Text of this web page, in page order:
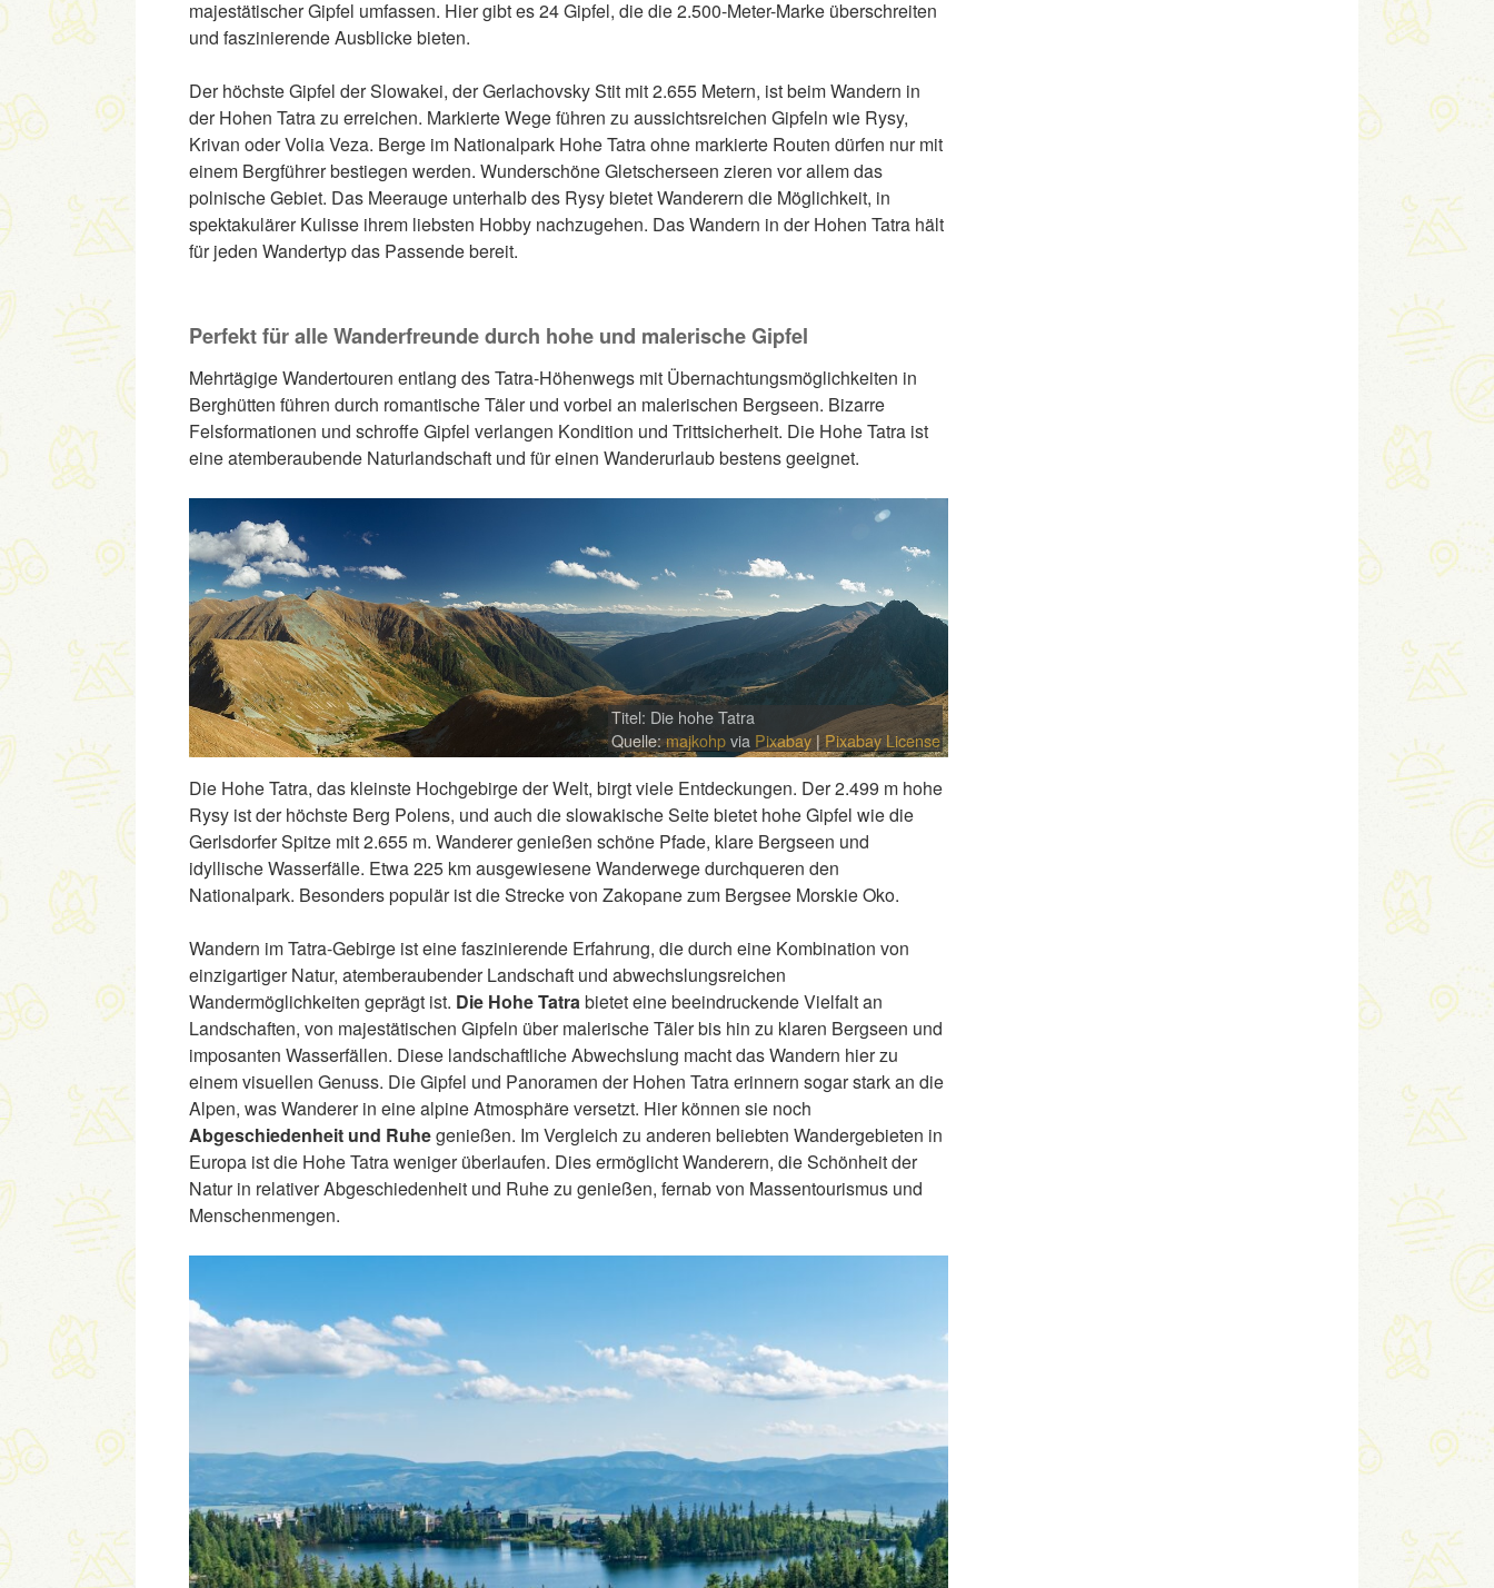
majestätischer Gipfel umfassen. Hier gibt es 24 Gipfel, die die 2.500-Meter-Marke überschreiten
und faszinierende Ausblicke bieten.
Der höchste Gipfel der Slowakei, der Gerlachovsky Stit mit 2.655 Metern, ist beim Wandern in
der Hohen Tatra zu erreichen. Markierte Wege führen zu aussichtsreichen Gipfeln wie Rysy,
Krivan oder Volia Veza. Berge im Nationalpark Hohe Tatra ohne markierte Routen dürfen nur mit
einem Bergführer bestiegen werden. Wunderschöne Gletscherseen zieren vor allem das
polnische Gebiet. Das Meerauge unterhalb des Rysy bietet Wanderern die Möglichkeit, in
spektakulärer Kulisse ihrem liebsten Hobby nachzugehen. Das Wandern in der Hohen Tatra hält
für jeden Wandertyp das Passende bereit.
Perfekt für alle Wanderfreunde durch hohe und malerische Gipfel
Mehrtägige Wandertouren entlang des Tatra-Höhenwegs mit Übernachtungsmöglichkeiten in
Berghütten führen durch romantische Täler und vorbei an malerischen Bergseen. Bizarre
Felsformationen und schroffe Gipfel verlangen Kondition und Trittsicherheit. Die Hohe Tatra ist
eine atemberaubende Naturlandschaft und für einen Wanderurlaub bestens geeignet.
Titel: Die hohe Tatra
Quelle:majkohpvia Pixabay|Pixabay License
Die Hohe Tatra, das kleinste Hochgebirge der Welt, birgt viele Entdeckungen. Der 2.499 m hohe
Rysy ist der höchste Berg Polens, und auch die slowakische Seite bietet hohe Gipfel wie die
Gerlsdorfer Spitze mit 2.655 m. Wanderer genießen schöne Pfade, klare Bergseen und
idyllische Wasserfälle. Etwa 225 km ausgewiesene Wanderwege durchqueren den
Nationalpark. Besonders populär ist die Strecke von Zakopane zum Bergsee Morskie Oko.
Wandern im Tatra-Gebirge ist eine faszinierende Erfahrung, die durch eine Kombination von
einzigartiger Natur, atemberaubender Landschaft und abwechslungsreichen
Wandermöglichkeiten geprägt ist. Die Hohe Tatrabietet eine beeindruckende Vielfalt an
Landschaften, von majestätischen Gipfeln über malerische Täler bis hin zu klaren Bergseen und
imposanten Wasserfällen. Diese landschaftliche Abwechslung macht das Wandern hier zu
einem visuellen Genuss. Die Gipfel und Panoramen der Hohen Tatra erinnern sogar stark an die
Alpen, was Wanderer in eine alpine Atmosphäre versetzt. Hier können sie noch
Abgeschiedenheit und Ruhegenießen. Im Vergleich zu anderen beliebten Wandergebieten in
Europa ist die Hohe Tatra weniger überlaufen. Dies ermöglicht Wanderern, die Schönheit der
Natur in relativer Abgeschiedenheit und Ruhe zu genießen, fernab von Massentourismus und
Menschenmengen.